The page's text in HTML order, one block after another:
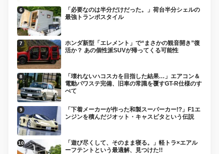
「必要なのは半分だけだった。」荷台半分シェルの
最強トランポスタイル
ホンダ新型「エレメント」で“まさかの観音開き”復
活か？ あの個性派SUVが帰ってくる可能性
「壊れないハコスカを目指した結果…」エアコン＆
電動パワステ完備、旧車の常識を覆すGT-R仕様のす
べて
「下着メーカーが作った和製スーパーカー!?」F1エ
ンジンを積んだジオット・キャスピタという伝説
「遊び尽くして、そのまま寝る。」軽トラ×エアル
ーフテントという最適解、見つけた!!